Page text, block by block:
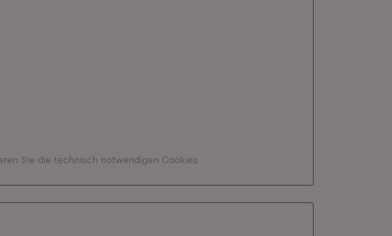
Sie die technisch notwendigen Cookies